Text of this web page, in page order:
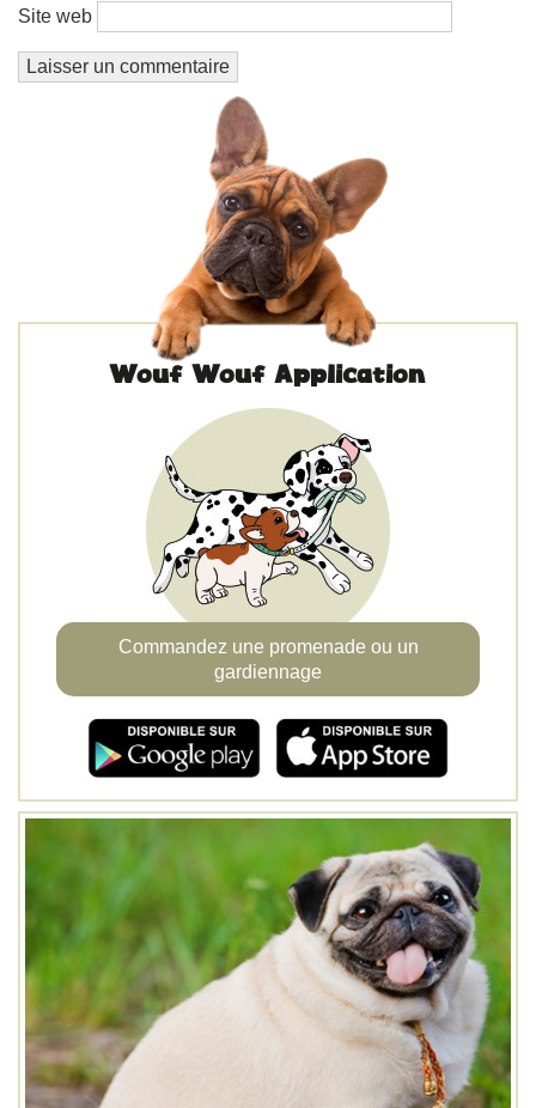
Site web
Wouf Wouf Application
Commandez une promenade ou un
gardiennage